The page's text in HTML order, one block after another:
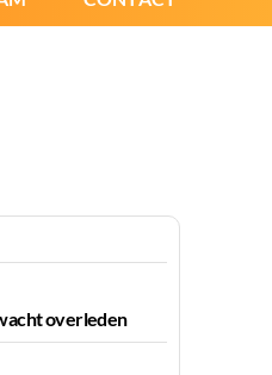
overleden